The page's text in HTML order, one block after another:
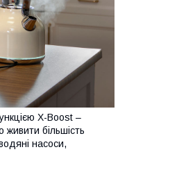
X-Boost –
живити більшість
насоси,